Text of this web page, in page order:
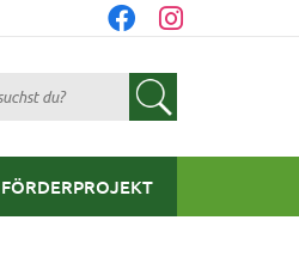
Suchen
FÖRDERPROJEKT